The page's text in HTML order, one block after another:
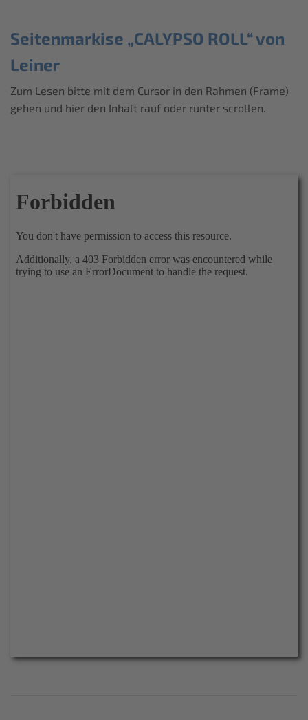
Seitenmarkise „CALYPSO ROLL“ von
Leiner
Zum Lesen bitte mit dem Cursor in den Rahmen (Frame)
gehen und hier den Inhalt rauf oder runter scrollen.